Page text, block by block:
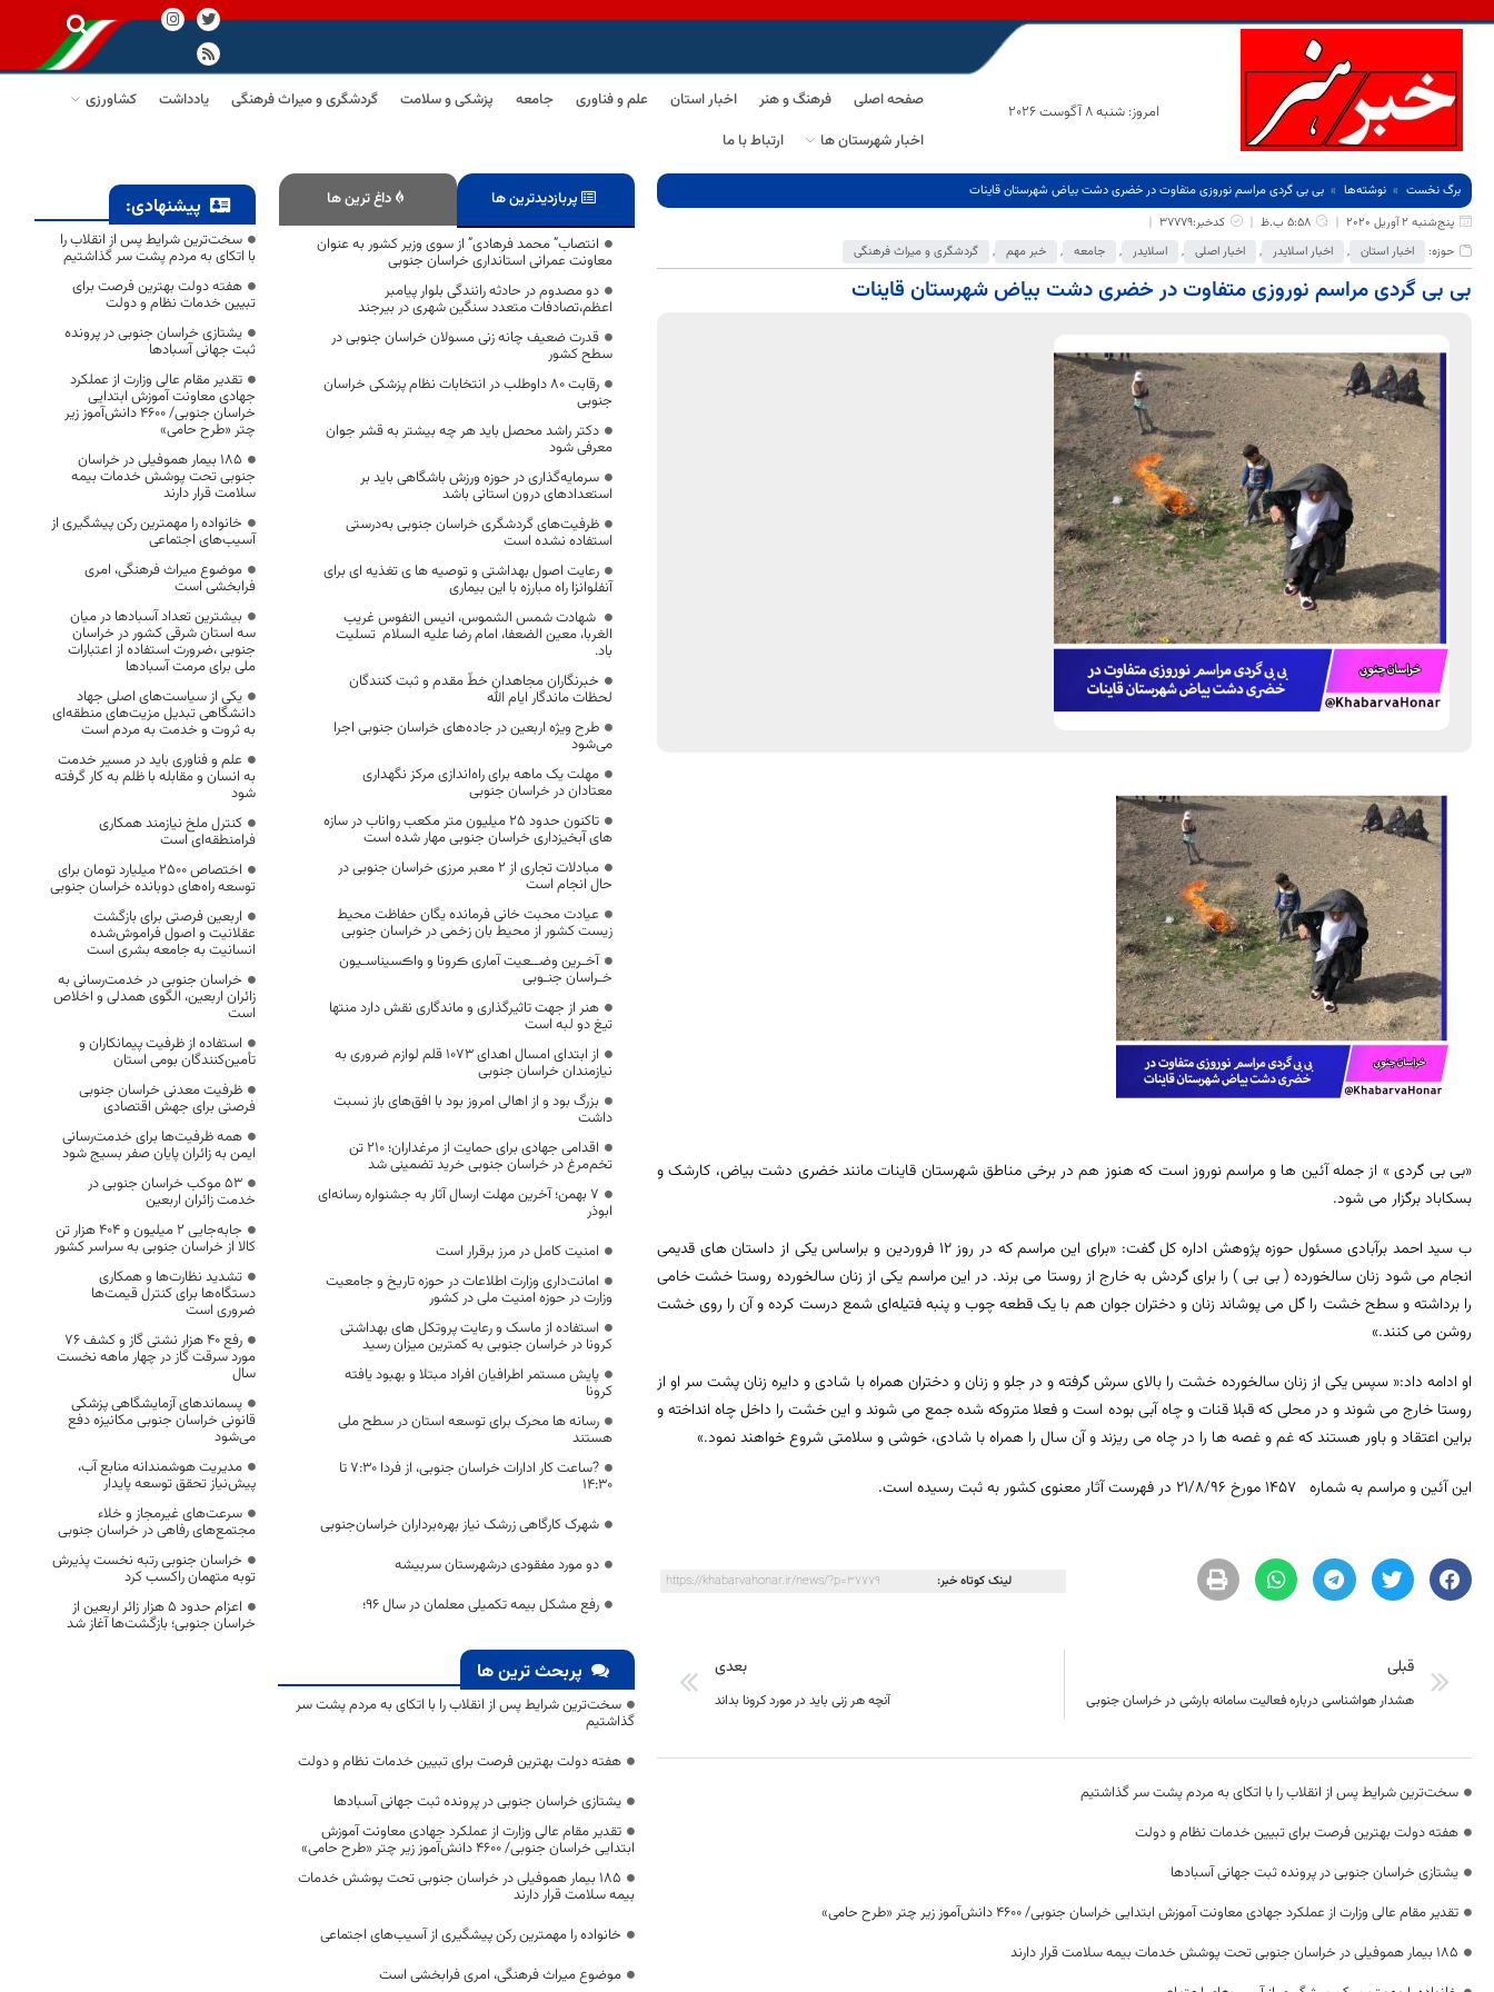
امروز: شنبه 8 آگوست 2026
صفحه اصلی فرهنگ و هنر اخبار استان علم و فناوری جامعه پزشکی و سلامت گردشگری و میراث فرهنگی یادداشت
کشاورزی
اخبار شهرستان ها
ارتباط با ما
برگ نخست نوشته‌ها
بی بی گردی مراسم نوروزی متفاوت در خضری دشت بیاض شهرستان قاینات
پنج‌شنبه 2 آوریل 2020
5:58 ب.ظ
کدخبر:37779
حوزه:
اخبار استان , اخبار اسلایدر , اخبار اصلی , اسلایدر , جامعه , خبر مهم , گردشگری و میراث فرهنگی
بی بی گردی مراسم نوروزی متفاوت در خضری دشت بیاض شهرستان قاینات
«بی بی گردی » از جمله آئین ها و مراسم نوروز است که هنوز هم در برخی مناطق شهرستان قاینات مانند خضری دشت بیاض، کارشک و
بسکاباد برگزار می شود.
ب سید احمد برآبادی مسئول حوزه پژوهش اداره کل گفت: «برای این مراسم که در روز 12 فروردین و براساس یکی از داستان های قدیمی
انجام می شود زنان سالخورده ( بی بی ) را برای گردش به خارج از روستا می برند. در این مراسم یکی از زنان سالخورده روستا خشت خامی
را برداشته و سطح خشت را گل می پوشاند زنان و دختران جوان هم با یک قطعه چوب و پنبه فتیله‌ای شمع درست کرده و آن را روی خشت
روشن می کنند.»
او ادامه داد:« سپس یکی از زنان سالخورده خشت را بالای سرش گرفته و در جلو و زنان و دختران همراه با شادی و دایره زنان پشت سر او از
روستا خارج می شوند و در محلی که قبلا قنات و چاه آبی بوده است و فعلا متروکه شده جمع می شوند و این خشت را داخل چاه انداخته و
براین اعتقاد و باور هستند که غم و غصه ها را در چاه می ریزند و آن سال را همراه با شادی، خوشی و سلامتی شروع خواهند نمود.»
این آئین و مراسم به شماره 1457 مورخ 21/8/96 در فهرست آثار معنوی کشور به ثبت رسیده است.
لینک کوتاه خبر: https://khabarvahonar.ir/news/?p=37779
قبلی
هشدار هواشناسی درباره فعالیت سامانه بارشی در خراسان جنوبی
بعدی
آنچه هر زنی باید در مورد کرونا بداند
سخت‌ترین شرایط پس از انقلاب را با اتکای به مردم پشت سر گذاشتیم
هفته دولت بهترین فرصت برای تبیین خدمات نظام و دولت
یشتازی خراسان جنوبی در پرونده ثبت جهانی آسبادها
تقدیر مقام عالی وزارت از عملکرد جهادی معاونت آموزش ابتدایی خراسان جنوبی/ ۴۶۰۰ دانش‌آموز زیر چتر «طرح حامی»
۱۸۵ بیمار هموفیلی در خراسان جنوبی تحت پوشش خدمات بیمه سلامت قرار دارند
پربازدیدترین ها داغ ترین ها
انتصاب” محمد فرهادی” از سوی وزیر کشور به عنوان
معاونت عمرانی استانداری خراسان جنوبی
دو مصدوم در حادثه رانندگی بلوار پیامبر
اعظم،تصادفات متعدد سنگین شهری در بیرجند
قدرت ضعیف چانه زنی مسولان خراسان جنوبی در
سطح کشور
رقابت 80 داوطلب در انتخابات نظام پزشکی خراسان
جنوبی
دکتر راشد محصل باید هر چه بیشتر به قشر جوان
معرفی شود
سرمایه‌گذاری در حوزه ورزش باشگاهی باید بر
استعدادهای درون استانی باشد
ظرفیت‌های گردشگری خراسان جنوبی به‌درستی
استفاده نشده است
رعایت اصول بهداشتی و توصیه ها ی تغذیه ای برای
آنفلوانزا راه مبارزه با این بیماری
شهادت شمس الشموس، انیس النفوس غریب
الغربا، معین الضعفا، امام رضا علیه السلام تسلیت
باد.
خبرنگاران مجاهدان خطّ مقدم و ثبت کنندگان
لحظات ماندگار ایام الله
طرح ویژه اربعین در جاده‌های خراسان جنوبی اجرا
می‌شود
مهلت یک ماهه برای راه‌اندازی مرکز نگهداری
معتادان در خراسان جنوبی
تاکنون حدود ۲۵ میلیون متر مکعب رواناب در سازه
های آبخیزداری خراسان جنوبی مهار شده است
مبادلات تجاری از ۲ معبر مرزی خراسان جنوبی در
حال انجام است
عیادت محبت خانی فرمانده یگان حفاظت محیط
زیست کشور از محیط بان زخمی در خراسان جنوبی
آخـرین وضــعیت آماری ڪرونا و واڪسیناسـیون
خـراسان جنـوبی
هنر از جهت تاثیرگذاری و ماندگاری نقش دارد منتها
تیغ دو لبه است
از ابتدای امسال اهدای ۱۰۷۳ قلم لوازم ضروری به
نیازمندان خراسان جنوبی
بزرگ بود و از اهالی امروز بود با افق‌های باز نسبت
داشت
اقدامی جهادی برای حمایت از مرغداران؛ ۲۱۰ تن
تخم‌مرغ در خراسان جنوبی خرید تضمینی شد
7 بهمن؛ آخرین مهلت ارسال آثار به جشنواره رسانه‌ای
ابوذر
امنیت کامل در مرز برقرار است
امانت‌داری وزارت اطلاعات در حوزه تاریخ و جامعیت
وزارت در حوزه امنیت ملی در کشور
استفاده از ماسک و رعایت پروتکل های بهداشتی
کرونا در خراسان جنوبی به کمترین میزان رسید
پایش مستمر اطرافیان افراد مبتلا و بهبود یافته
کرونا
رسانه ها محرک برای توسعه استان در سطح ملی
هستند
?ساعت کار ادارات خراسان جنوبی، از فردا ۷:۳۰ تا
۱۴:۳۰
شهرک کارگاهی زرشک نیاز بهره‌برداران خراسان‌جنوبی
دو مورد مفقودی درشهرستان سربیشه
رفع مشکل بیمه تکمیلی معلمان در سال 96؛
پربحث ترین ها
سخت‌ترین شرایط پس از انقلاب را با اتکای به مردم پشت سر
گذاشتیم
هفته دولت بهترین فرصت برای تبیین خدمات نظام و دولت
یشتازی خراسان جنوبی در پرونده ثبت جهانی آسبادها
تقدیر مقام عالی وزارت از عملکرد جهادی معاونت آموزش
ابتدایی خراسان جنوبی/ ۴۶۰۰ دانش‌آموز زیر چتر «طرح حامی»
۱۸۵ بیمار هموفیلی در خراسان جنوبی تحت پوشش خدمات
بیمه سلامت قرار دارند
خانواده را مهمترین رکن پیشگیری از آسیب‌های اجتماعی
موضوع میراث فرهنگی، امری فرابخشی است
پیشنهادی:
سخت‌ترین شرایط پس از انقلاب را
با اتکای به مردم پشت سر گذاشتیم
هفته دولت بهترین فرصت برای
تبیین خدمات نظام و دولت
یشتازی خراسان جنوبی در پرونده
ثبت جهانی آسبادها
تقدیر مقام عالی وزارت از عملکرد
جهادی معاونت آموزش ابتدایی
خراسان جنوبی/ ۴۶۰۰ دانش‌آموز زیر
چتر «طرح حامی»
۱۸۵ بیمار هموفیلی در خراسان
جنوبی تحت پوشش خدمات بیمه
سلامت قرار دارند
خانواده را مهمترین رکن پیشگیری از
آسیب‌های اجتماعی
موضوع میراث فرهنگی، امری
فرابخشی است
بیشترین تعداد آسبادها در میان
سه استان شرقی کشور در خراسان
جنوبی ،ضرورت استفاده از اعتبارات
ملی برای مرمت آسبادها
یکی از سیاست‌های اصلی جهاد
دانشگاهی تبدیل مزیت‌های منطقه‌ای
به ثروت و خدمت به مردم است
علم و فناوری باید در مسیر خدمت
به انسان و مقابله با ظلم به کار گرفته
شود
کنترل ملخ نیازمند همکاری
فرامنطقه‌ای است
اختصاص 2500 میلیارد تومان برای
توسعه راه‌های دوبانده خراسان جنوبی
اربعین فرصتی برای بازگشت
عقلانیت و اصول فراموش‌شده
انسانیت به جامعه بشری است
خراسان جنوبی در خدمت‌رسانی به
زائران اربعین، الگوی همدلی و اخلاص
است
استفاده از ظرفیت پیمانکاران و
تأمین‌کنندگان بومی استان
ظرفیت معدنی خراسان جنوبی
فرصتی برای جهش اقتصادی
همه ظرفیت‌ها برای خدمت‌رسانی
ایمن به زائران پایان صفر بسیج شود
53 موکب خراسان جنوبی در
خدمت زائران اربعین
جابه‌جایی 2 میلیون و 404 هزار تن
کالا از خراسان جنوبی به سراسر کشور
تشدید نظارت‌ها و همکاری
دستگاه‌ها برای کنترل قیمت‌ها
ضروری است
رفع 40 هزار نشتی گاز و کشف 76
مورد سرقت گاز در چهار ماهه نخست
سال
پسماندهای آزمایشگاهی پزشکی
قانونی خراسان جنوبی مکانیزه دفع
می‌شود
مدیریت هوشمندانه منابع آب،
پیش‌نیاز تحقق توسعه پایدار
سرعت‌های غیرمجاز و خلاء
مجتمع‌های رفاهی در خراسان جنوبی
خراسان جنوبی رتبه نخست پذیرش
توبه متهمان راکسب کرد
اعزام حدود 5 هزار زائر اربعین از
خراسان جنوبی؛ بازگشت‌ها آغاز شد